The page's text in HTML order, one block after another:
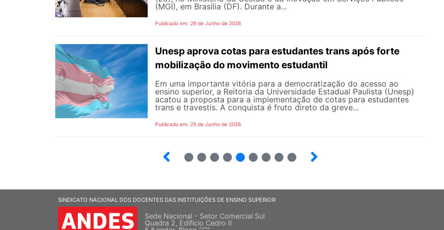
(MGI), em Brasília (DF). Durante a...
Publicado em: 26 de Junho de 2026
Unesp aprova cotas para estudantes trans após forte
mobilização do movimento estudantil
Em uma importante vitória para a democratização do acesso ao
ensino superior, a Reitoria da Universidade Estadual Paulista (Unesp)
acatou a proposta para a implementação de cotas para estudantes
trans e travestis. A conquista é fruto direto da greve...
Publicado em: 25 de Junho de 2026
SINDICATO NACIONAL DOS DOCENTES DAS INSTITUIÇÕES DE ENSINO SUPERIOR
Sede Nacional - Setor Comercial Sul
Quadra 2, Edifício Cedro II